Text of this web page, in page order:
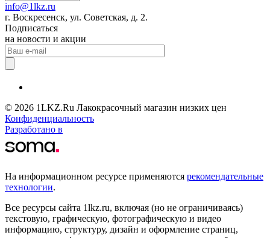
info@1lkz.ru
г. Воскресенск, ул. Советская, д. 2.
Подписаться
на новости и акции
© 2026 1LKZ.Ru Лакокрасочный магазин низких цен
Конфиденциальность
Разработано в
На информационном ресурсе применяются рекомендательные
технологии.
Все ресурсы сайта 1lkz.ru, включая (но не ограничиваясь)
текстовую, графическую, фотографическую и видео
информацию, структуру, дизайн и оформление страниц,